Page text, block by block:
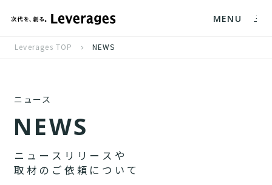
MENU
Leverages TOP NEWS
ニュース
NEWS
ニ ュ ー ス リ リ ー ス や
取 材 の ご 依 頼 に つ い て